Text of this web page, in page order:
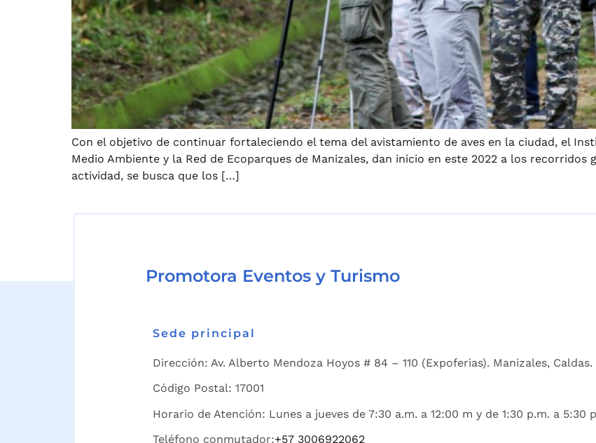
Con el objetivo de continuar fortaleciendo el tema del avistamiento de aves en la ciudad, el
Medio Ambiente y la Red de Ecoparques de Manizales, dan inicio en este 2022 a los
actividad, se busca que los […]
Promotora Eventos y Turismo
Sede principal
Dirección: Av. Alberto Mendoza Hoyos # 84 – 110 (Expoferias). Manizales, Caldas.
Código Postal: 17001
Horario de Atención: Lunes a jueves de 7:30 a.m. a 12:00 m y de 1:30 p.m. a 5:30
Teléfono conmutador:+57 3006922062